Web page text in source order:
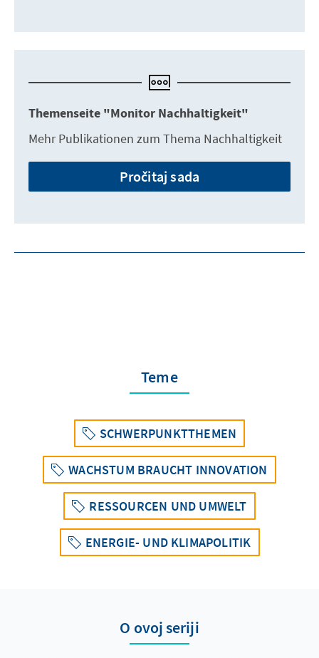
Themenseite "Monitor Nachhaltigkeit"
Mehr Publikationen zum Thema Nachhaltigkeit
Pročitaj sada
Teme
SCHWERPUNKTTHEMEN
WACHSTUM BRAUCHT INNOVATION
RESSOURCEN UND UMWELT
ENERGIE- UND KLIMAPOLITIK
O ovoj seriji